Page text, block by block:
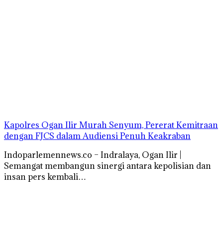
Kapolres Ogan Ilir Murah Senyum, Pererat Kemitraan
dengan FJCS dalam Audiensi Penuh Keakraban
Indoparlemennews.co – Indralaya, Ogan Ilir |
Semangat membangun sinergi antara kepolisian dan
insan pers kembali…